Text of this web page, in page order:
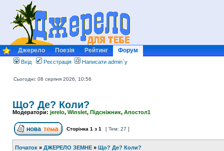
Джерело Поезія Рейтинг Форум
Вхід Реєстрація Написати admin`у
Сьогодні: 08 серпня 2026, 10:56
Що? Де? Коли?
Модератори: jerelo, Winslet, Підсніжник, Апостол1
Сторінка 1 з 1 [ Тем: 27 ]
Початок » ДЖЕРЕЛО ЗЕМНЕ » Що? Де? Коли?